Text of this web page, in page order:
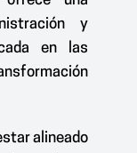
y
en las
alineado